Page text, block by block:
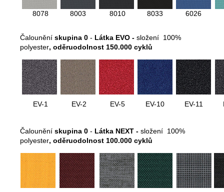
8078 8003 8010 8033 6026
Čalounění skupina 0 - Látka EVO - složení 100%
polyester, oděruodolnost 150.000 cyklů
EV-1 EV-2 EV-5 EV-10 EV-11
Čalounění skupina 0 - Látka NEXT - složení 100%
polyester, oděruodolnost 100.000 cyklů